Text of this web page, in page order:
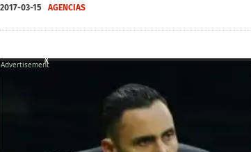
2017-03-15 AGENCIAS
X